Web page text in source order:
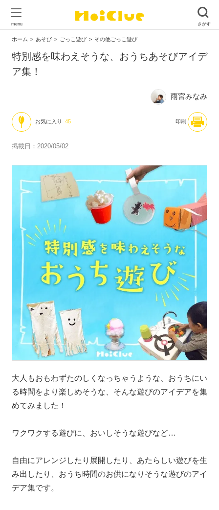
ホーム あそび ごっこ遊び その他ごっこ遊び
特別感を味わえそうな、おうちあそびアイデ
ア集！
雨宮みなみ
お気に入り 45 印刷
掲載日：2020/05/02
大人もおもわずたのしくなっちゃうような、おうちにい
る時間をより楽しめそうな、そんな遊びのアイデアを集
めてみました！
ワクワクする遊びに、おいしそうな遊びなど…
自由にアレンジしたり展開したり、あたらしい遊びを生
み出したり、おうち時間のお供になりそうな遊びのアイ
デア集です。